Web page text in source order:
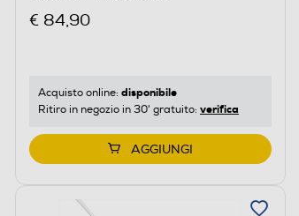
€ 84,90
Acquisto online: disponibile
Ritiro in negozio in 30' gratuito: verifica
AGGIUNGI